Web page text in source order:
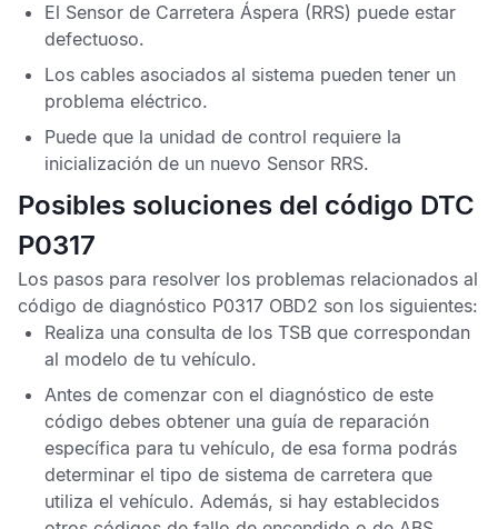
El Sensor de Carretera Áspera (RRS) puede estar
defectuoso.
Los cables asociados al sistema pueden tener un
problema eléctrico.
Puede que la unidad de control requiere la
inicialización de un nuevo Sensor RRS.
Posibles soluciones del código DTC
P0317
Los pasos para resolver los problemas relacionados al
código de diagnóstico P0317 OBD2 son los siguientes:
Realiza una consulta de los TSB que correspondan
al modelo de tu vehículo.
Antes de comenzar con el diagnóstico de este
código debes obtener una guía de reparación
específica para tu vehículo, de esa forma podrás
determinar el tipo de sistema de carretera que
utiliza el vehículo. Además, si hay establecidos